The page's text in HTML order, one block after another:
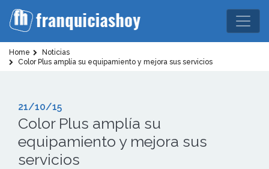
Home
Noticias
Color Plus amplía su equipamiento y mejora sus servicios
21/10/15
Color Plus amplía su
equipamiento y mejora sus
servicios